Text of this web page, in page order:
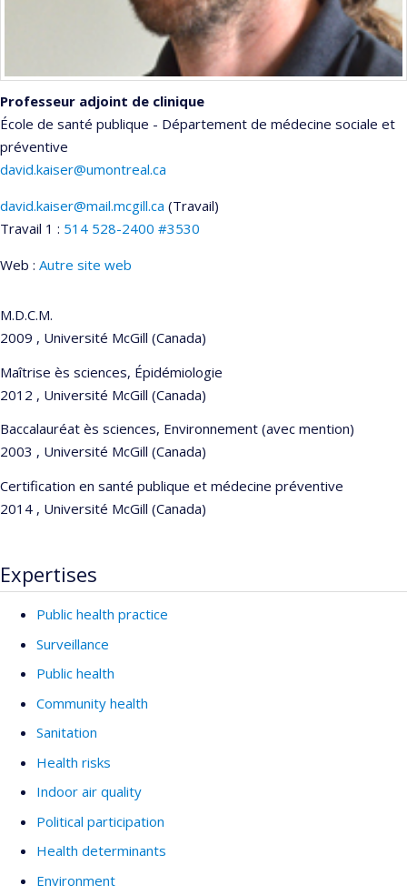
Professeur adjoint de clinique
École de santé publique - Département de médecine sociale et
préventive
david.kaiser@umontreal.ca
Courriels
david.kaiser@mail.mcgill.ca (Travail)
Travail 1 : 514 528-2400 #3530
Web : Autre site web
M.D.C.M.
2009 , Université McGill (Canada)
Maîtrise ès sciences, Épidémiologie
2012 , Université McGill (Canada)
Baccalauréat ès sciences, Environnement (avec mention)
2003 , Université McGill (Canada)
Certification en santé publique et médecine préventive
2014 , Université McGill (Canada)
Expertises
Public health practice
Surveillance
Public health
Community health
Sanitation
Health risks
Indoor air quality
Political participation
Health determinants
Environment